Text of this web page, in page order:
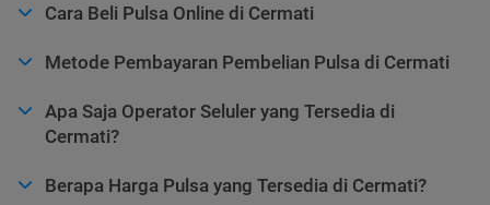
Cara Beli Pulsa Online di Cermati
Metode Pembayaran Pembelian Pulsa di Cermati
Apa Saja Operator Seluler yang Tersedia di
Cermati?
Berapa Harga Pulsa yang Tersedia di Cermati?